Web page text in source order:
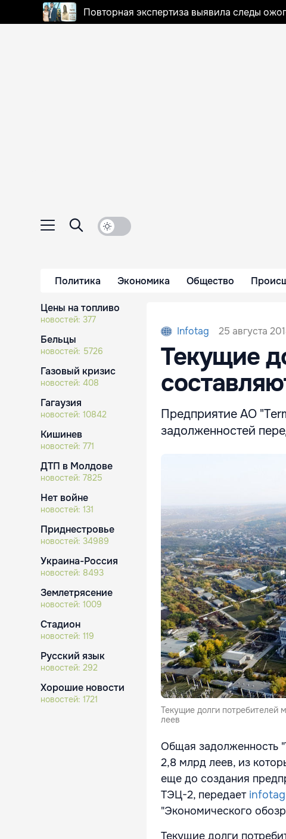
Повторная экспертиза выявила следы
Политика Экономика Общество
Цены на топливо
новостей: 377
Бельцы
новостей: 5726
Газовый кризис
новостей: 408
Гагаузия
новостей: 10842
Кишинев
новостей: 771
ДТП в Молдове
новостей: 7825
Нет войне
новостей: 131
Приднестровье
новостей: 34989
Украина-Россия
новостей: 8493
Землетрясение
новостей: 1009
Стадион
новостей: 119
Русский язык
новостей: 292
Хорошие новости
новостей: 1721
Infotag 25 августа
Текущие
Предприятие АО
задолженностей
Текущие долги потребителей
леев
Общая задолженность
2,8 млрд леев, из
еще до создания
ТЭЦ-2, передает
"Экономического
Текущие долги